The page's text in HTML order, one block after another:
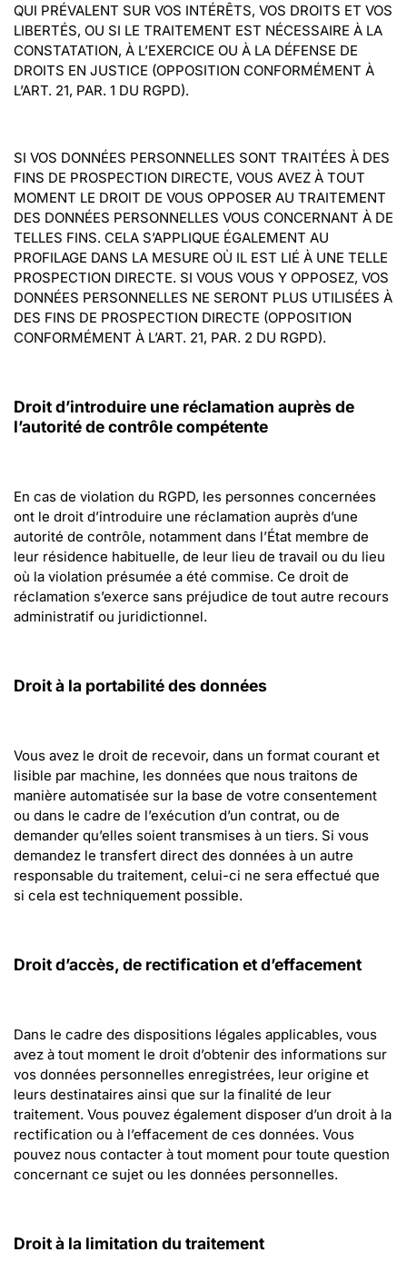
QUI PRÉVALENT SUR VOS INTÉRÊTS, VOS DROITS ET VOS
LIBERTÉS, OU SI LE TRAITEMENT EST NÉCESSAIRE À LA
CONSTATATION, À L’EXERCICE OU À LA DÉFENSE DE
DROITS EN JUSTICE (OPPOSITION CONFORMÉMENT À
L’ART. 21, PAR. 1 DU RGPD).
SI VOS DONNÉES PERSONNELLES SONT TRAITÉES À DES
FINS DE PROSPECTION DIRECTE, VOUS AVEZ À TOUT
MOMENT LE DROIT DE VOUS OPPOSER AU TRAITEMENT
DES DONNÉES PERSONNELLES VOUS CONCERNANT À DE
TELLES FINS. CELA S’APPLIQUE ÉGALEMENT AU
PROFILAGE DANS LA MESURE OÙ IL EST LIÉ À UNE TELLE
PROSPECTION DIRECTE. SI VOUS VOUS Y OPPOSEZ, VOS
DONNÉES PERSONNELLES NE SERONT PLUS UTILISÉES À
DES FINS DE PROSPECTION DIRECTE (OPPOSITION
CONFORMÉMENT À L’ART. 21, PAR. 2 DU RGPD).
Droit d’introduire une réclamation auprès de
l’autorité de contrôle compétente
En cas de violation du RGPD, les personnes concernées
ont le droit d’introduire une réclamation auprès d’une
autorité de contrôle, notamment dans l’État membre de
leur résidence habituelle, de leur lieu de travail ou du lieu
où la violation présumée a été commise. Ce droit de
réclamation s’exerce sans préjudice de tout autre recours
administratif ou juridictionnel.
Droit à la portabilité des données
Vous avez le droit de recevoir, dans un format courant et
lisible par machine, les données que nous traitons de
manière automatisée sur la base de votre consentement
ou dans le cadre de l’exécution d’un contrat, ou de
demander qu’elles soient transmises à un tiers. Si vous
demandez le transfert direct des données à un autre
responsable du traitement, celui-ci ne sera effectué que
si cela est techniquement possible.
Droit d’accès, de rectification et d’effacement
Dans le cadre des dispositions légales applicables, vous
avez à tout moment le droit d’obtenir des informations sur
vos données personnelles enregistrées, leur origine et
leurs destinataires ainsi que sur la finalité de leur
traitement. Vous pouvez également disposer d’un droit à la
rectification ou à l’effacement de ces données. Vous
pouvez nous contacter à tout moment pour toute question
concernant ce sujet ou les données personnelles.
Droit à la limitation du traitement